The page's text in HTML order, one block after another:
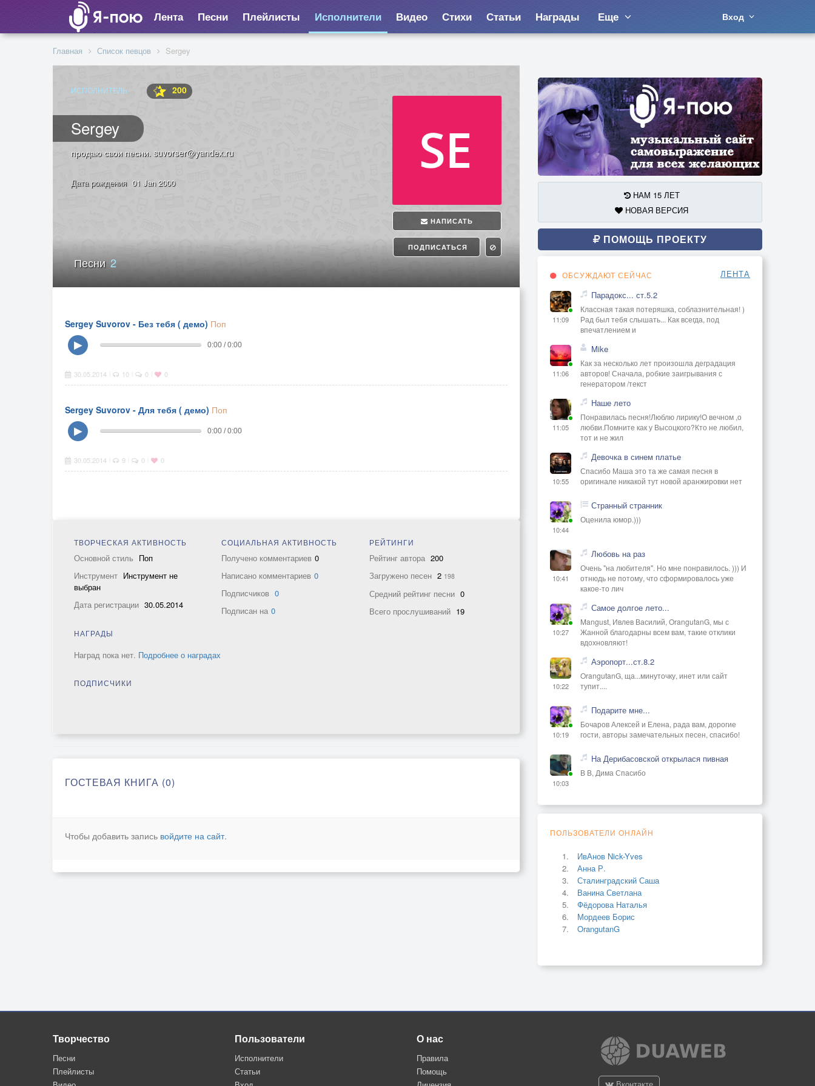
Лента Песни Плейлисты Исполнители Видео Стихи Статьи Награды Еще Вход
Главная Список певцов Sergey
ИСПОЛНИТЕЛЬ 200
Sergey
НАПИСАТЬ
ПОДПИСАТЬСЯ
продаю свои песни. suvorser@yandex.ru
Дата рождения 01 Jan 2000
Песни2
Sergey Suvorov - Без тебя ( демо) Поп
▶
0:00 / 0:00
30.05.2014 10 0 0
Sergey Suvorov - Для тебя ( демо) Поп
▶
0:00 / 0:00
30.05.2014 9 0 0
ТВОРЧЕСКАЯ АКТИВНОСТЬ
Основной стиль Поп
Инструмент Инструмент не
выбран
Дата регистрации 30.05.2014
СОЦИАЛЬНАЯ АКТИВНОСТЬ
Получено комментариев 0
Написано комментариев 0
Подписчиков 0
Подписан на 0
РЕЙТИНГИ
Рейтинг автора 200
Загружено песен 2 198
Средний рейтинг песни 0
Всего прослушиваний 19
НАГРАДЫ
Наград пока нет. Подробнее о наградах
ПОДПИСЧИКИ
ГОСТЕВАЯ КНИГА (0)
Чтобы добавить запись войдите на сайт.
НАМ 15 ЛЕТ
НОВАЯ ВЕРСИЯ
ПОМОЩЬ ПРОЕКТУ
ОБСУЖДАЮТ СЕЙЧАС ЛЕНТА
11:09
Парадокс... ст.5.2
Классная такая потеряшка, соблазнительная! )
Рад был тебя слышать... Как всегда, под
впечатлением и
11:06
Mike
Как за несколько лет произошла деградация
авторов! Сначала, робкие заигрывания с
генератором /текст
11:05
Наше лето
Понравилась песня!Люблю лирику!О вечном ,о
любви.Помните как у Высоцкого?Кто не любил,
тот и не жил
10:55
Девочка в синем платье
Спасибо Маша это та же самая песня в
оригинале никакой тут новой аранжировки нет
10:44
Странный странник
Оценила юмор.)))
10:41
Любовь на раз
Очень "на любителя". Но мне понравилось. ))) И
отнюдь не потому, что сформировалось уже
какое-то лич
10:27
Самое долгое лето...
Mangust, Ивлев Василий, OrangutanG, мы с
Жанной благодарны всем вам, такие отклики
вдохновляют!
10:22
Аэропорт...ст.8.2
OrangutanG, ща...минуточку, инет или сайт
тупит....
10:19
Подарите мне...
Бочаров Алексей и Елена, рада вам, дорогие
гости, авторы замечательных песен, спасибо!
10:03
На Дерибасовской открылася пивная
В В, Дима Спасибо
ПОЛЬЗОВАТЕЛИ ОНЛАЙН
ИвАнов Nick-Yves
Анна Р.
Сталинградский Саша
Ванина Светлана
Фёдорова Наталья
Мордеев Борис
OrangutanG
Творчество
Песни
Плейлисты
Пользователи
Исполнители
Статьи
О нас
Правила
Помощь